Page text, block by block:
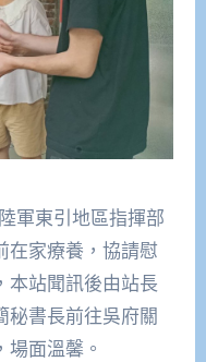
軍東引地區指揮部
在家療養，協請慰
本站聞訊後由站長
秘書長前往吳府關
面溫馨。